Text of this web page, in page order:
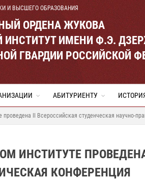
И ВЫСШЕГО ОБРАЗОВАНИЯ
ОРДЕНА ЖУКОВА
ИМЕНИ Ф.Э.
ГВАРДИИ РОССИЙСКОЙ
АБИТУРИЕНТУ
проведена II Всероссийская студенческая научно-
ИНСТИТУТЕ
КОНФЕРЕНЦИЯ